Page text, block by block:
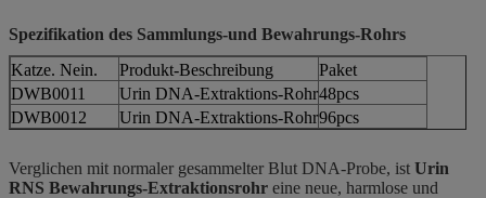
Spezifikation des Sammlungs-und Bewahrungs-Rohrs
Katze. Nein.
Produkt-Beschreibung
Paket
DWB0011
Urin DNA-Extraktions-Rohr48pcs
DWB0012
Urin DNA-Extraktions-Rohr96pcs
Verglichen mit normaler gesammelter Blut DNA-Probe, ist Urin
RNS Bewahrungs-Extraktionsrohr eine neue, harmlose und